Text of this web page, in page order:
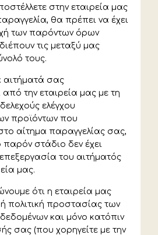
στην εταιρεία μας
θα πρέπει να έχει
των παρόντων όρων
τις μεταξύ μας
τους.
αιτήματά σας
την εταιρεία μας με τη
ελέγχου
προϊόντων που
αίτημα παραγγελίας σας,
παρόν στάδιο δεν έχει
του αιτήματός
μας.
ότι η εταιρεία μας
πολιτική προστασίας των
και μόνο κατόπιν
σας (που χορηγείτε με την